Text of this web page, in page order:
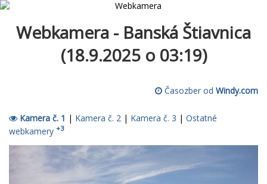
Webkamera - Banská Štiavnica
(18.9.2025 o 03:19)
Časozber od Windy.com
Kamera č. 1 | Kamera č. 2 | Kamera č. 3 | Ostatné
webkamery +3